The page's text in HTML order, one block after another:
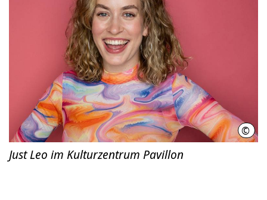
© Leo
Just Leo im Kulturzentrum Pavillon